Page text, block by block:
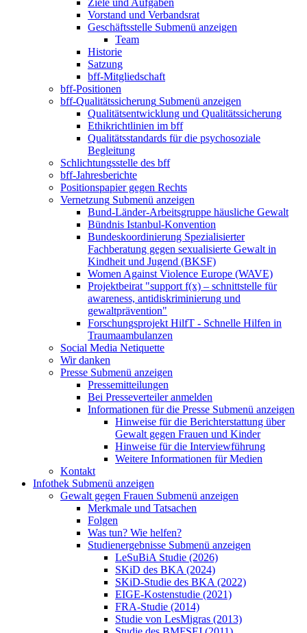
Ziele und Aufgaben
Vorstand und Verbandsrat
Geschäftsstelle Submenü anzeigen
Team
Historie
Satzung
bff-Mitgliedschaft
bff-Positionen
bff-Qualitätssicherung Submenü anzeigen
Qualitätsentwicklung und Qualitätssicherung
Ethikrichtlinien im bff
Qualitätsstandards für die psychosoziale
Begleitung
Schlichtungsstelle des bff
bff-Jahresberichte
Positionspapier gegen Rechts
Vernetzung Submenü anzeigen
Bund-Länder-Arbeitsgruppe häusliche Gewalt
Bündnis Istanbul-Konvention
Bundeskoordinierung Spezialisierter
Fachberatung gegen sexualisierte Gewalt in
Kindheit und Jugend (BKSF)
Women Against Violence Europe (WAVE)
Projektbeirat "support f(x) – schnittstelle für
awareness, antidiskriminierung und
gewaltprävention"
Forschungsprojekt HilfT - Schnelle Hilfen in
Traumaambulanzen
Social Media Netiquette
Wir danken
Presse Submenü anzeigen
Pressemitteilungen
Bei Presseverteiler anmelden
Informationen für die Presse Submenü anzeigen
Hinweise für die Berichterstattung über
Gewalt gegen Frauen und Kinder
Hinweise für die Interviewführung
Weitere Informationen für Medien
Kontakt
Infothek Submenü anzeigen
Gewalt gegen Frauen Submenü anzeigen
Merkmale und Tatsachen
Folgen
Was tun? Wie helfen?
Studienergebnisse Submenü anzeigen
LeSuBiA Studie (2026)
SKiD des BKA (2024)
SKiD-Studie des BKA (2022)
EIGE-Kostenstudie (2021)
FRA-Studie (2014)
Studie von LesMigras (2013)